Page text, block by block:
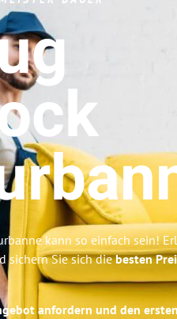
kann so einfach sein!
sichern Sie sich diebesten
anfordern und den